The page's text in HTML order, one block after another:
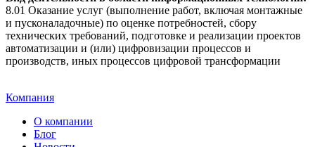
8.01 Оказание услуг (выполнение работ, включая монтажные
и пусконаладочные) по оценке потребностей, сбору
технических требований, подготовке и реализации проектов
автоматизации и (или) цифровизации процессов и
производств, иных процессов цифровой трансформации
Компания
О компании
Блог